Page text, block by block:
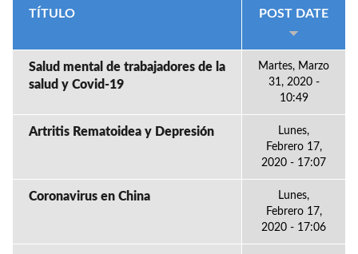
TÍTULO POST DATE
Salud mental de trabajadores de la
salud y Covid-19
Martes, Marzo
31, 2020 -
10:49
Artritis Rematoidea y Depresión
Lunes,
Febrero 17,
2020 - 17:07
Coronavirus en China
Lunes,
Febrero 17,
2020 - 17:06